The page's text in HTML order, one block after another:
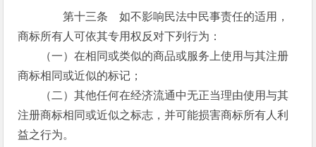
第十三条 如不影响民法中民事责任的适用，
商标所有人可依其专用权反对下列行为：
（一）在相同或类似的商品或服务上使用与其注册
商标相同或近似的标记；
（二）其他任何在经济流通中无正当理由使用与其
注册商标相同或近似之标志，并可能损害商标所有人利
益之行为。